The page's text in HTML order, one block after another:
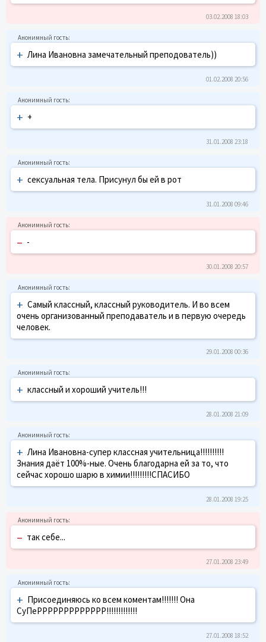
03.02.2008 18:03
+ Лина Ивановна замечательный преподователь))
01.02.2008 20:56
+ +
31.01.2008 23:18
+ сексуальная тела. Присунул бы ей в рот
31.01.2008 09:46
– -
30.01.2008 20:57
+ Самый классный, классный руководитель. И во всем
очень организованный преподаватель и в первую очередь
человек.
29.01.2008 00:36
+ классный и хороший учитель!!!
28.01.2008 21:09
+ Лина Ивановна-супер классная учительница!!!!!!!!!!
Знания даёт 100%-ные. Очень благодарна ей за то, что
сейчас хорошо шарю в химии!!!!!!!!!СПАСИБО
28.01.2008 19:25
– так себе...
27.01.2008 23:49
+ Присоединяюсь ко всем коментам!!!!!!! Она
СуПеРРРРРРРРРРРРР!!!!!!!!!!!!!
27.01.2008 18:52